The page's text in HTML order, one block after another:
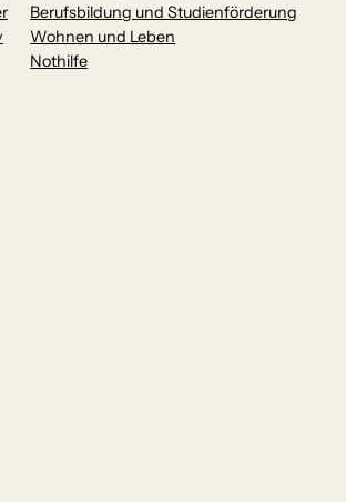
Berufsbildung und Studienförderung
Wohnen und Leben
Nothilfe